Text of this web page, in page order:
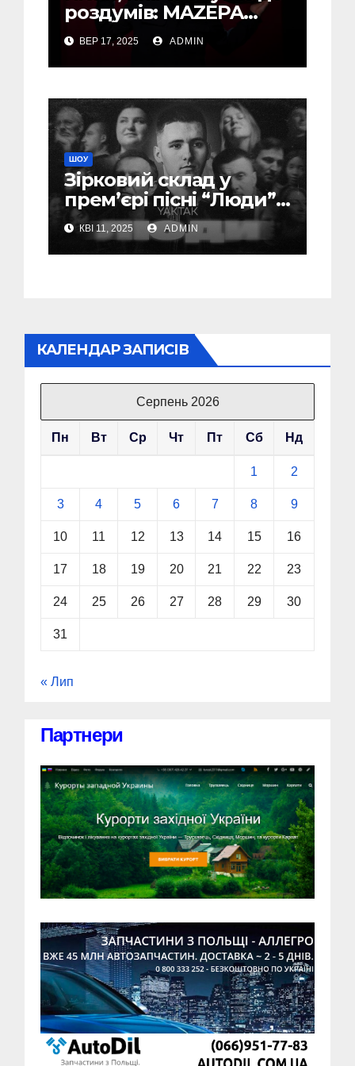
роздумів: MAZEPA
випустив нову
прем’єру «Con Anima»
ВЕР 17, 2025 ADMIN
ШОУ
Зірковий склад у
прем’єрі пісні “Люди”
від YAKTAK (Відео)
КВІ 11, 2025 ADMIN
КАЛЕНДАР ЗАПИСІВ
Серпень 2026
Пн Вт Ср Чт Пт Сб Нд
1 2
3 4 5 6 7 8 9
10 11 12 13 14 15 16
17 18 19 20 21 22 23
24 25 26 27 28 29 30
31
« Лип
Партнери